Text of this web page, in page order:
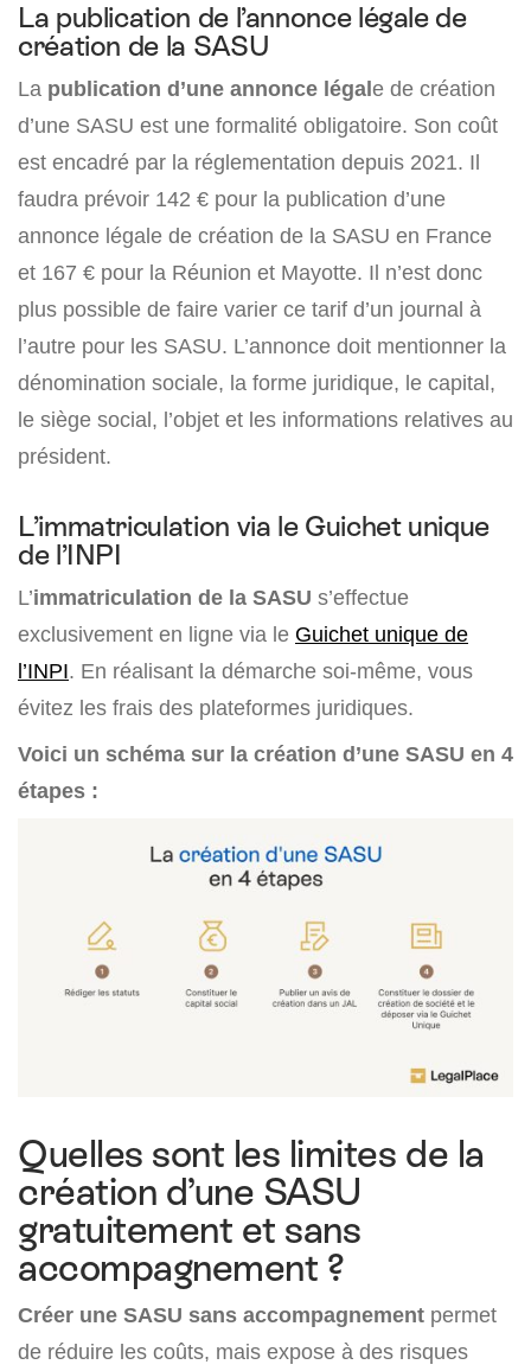
La publication de l’annonce légale de
création de la SASU
La publication d’une annonce légale de création
d’une SASU est une formalité obligatoire. Son coût
est encadré par la réglementation depuis 2021. Il
faudra prévoir 142 € pour la publication d’une
annonce légale de création de la SASU en France
et 167 € pour la Réunion et Mayotte. Il n’est donc
plus possible de faire varier ce tarif d’un journal à
l’autre pour les SASU. L’annonce doit mentionner la
dénomination sociale, la forme juridique, le capital,
le siège social, l’objet et les informations relatives au
président.
L’immatriculation via le Guichet unique
de l’INPI
L’immatriculation de la SASU s’effectue
exclusivement en ligne via le Guichet unique de
l’INPI. En réalisant la démarche soi-même, vous
évitez les frais des plateformes juridiques.
Voici un schéma sur la création d’une SASU en 4
étapes :
Quelles sont les limites de la
création d’une SASU
gratuitement et sans
accompagnement ?
Créer une SASU sans accompagnement permet
de réduire les coûts, mais expose à des risques